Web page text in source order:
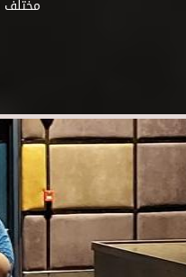
مختلف